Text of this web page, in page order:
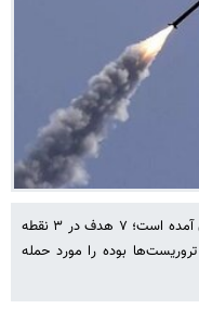
در صفحه توئیتری اخبار نیروهای مسلح پاکستان آمده است؛ ۷ هدف در ۳ نقطه
بوده را مورد حمله